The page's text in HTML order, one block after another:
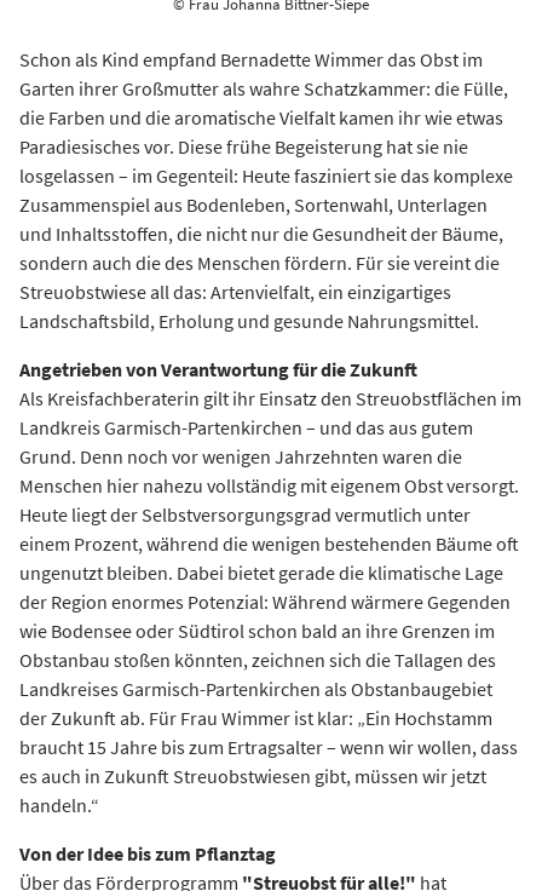
© Frau Johanna Bittner-Siepe
Schon als Kind empfand Bernadette Wimmer das Obst im
Garten ihrer Großmutter als wahre Schatzkammer: die Fülle,
die Farben und die aromatische Vielfalt kamen ihr wie etwas
Paradiesisches vor. Diese frühe Begeisterung hat sie nie
losgelassen – im Gegenteil: Heute fasziniert sie das komplexe
Zusammenspiel aus Bodenleben, Sortenwahl, Unterlagen
und Inhaltsstoffen, die nicht nur die Gesundheit der Bäume,
sondern auch die des Menschen fördern. Für sie vereint die
Streuobstwiese all das: Artenvielfalt, ein einzigartiges
Landschaftsbild, Erholung und gesunde Nahrungsmittel.
Angetrieben von Verantwortung für die Zukunft
Als Kreisfachberaterin gilt ihr Einsatz den Streuobstflächen im
Landkreis Garmisch-Partenkirchen – und das aus gutem
Grund. Denn noch vor wenigen Jahrzehnten waren die
Menschen hier nahezu vollständig mit eigenem Obst versorgt.
Heute liegt der Selbstversorgungsgrad vermutlich unter
einem Prozent, während die wenigen bestehenden Bäume oft
ungenutzt bleiben. Dabei bietet gerade die klimatische Lage
der Region enormes Potenzial: Während wärmere Gegenden
wie Bodensee oder Südtirol schon bald an ihre Grenzen im
Obstanbau stoßen könnten, zeichnen sich die Tallagen des
Landkreises Garmisch-Partenkirchen als Obstanbaugebiet
der Zukunft ab. Für Frau Wimmer ist klar: „Ein Hochstamm
braucht 15 Jahre bis zum Ertragsalter – wenn wir wollen, dass
es auch in Zukunft Streuobstwiesen gibt, müssen wir jetzt
handeln.“
Von der Idee bis zum Pflanztag
Über das Förderprogramm "Streuobst für alle!" hat